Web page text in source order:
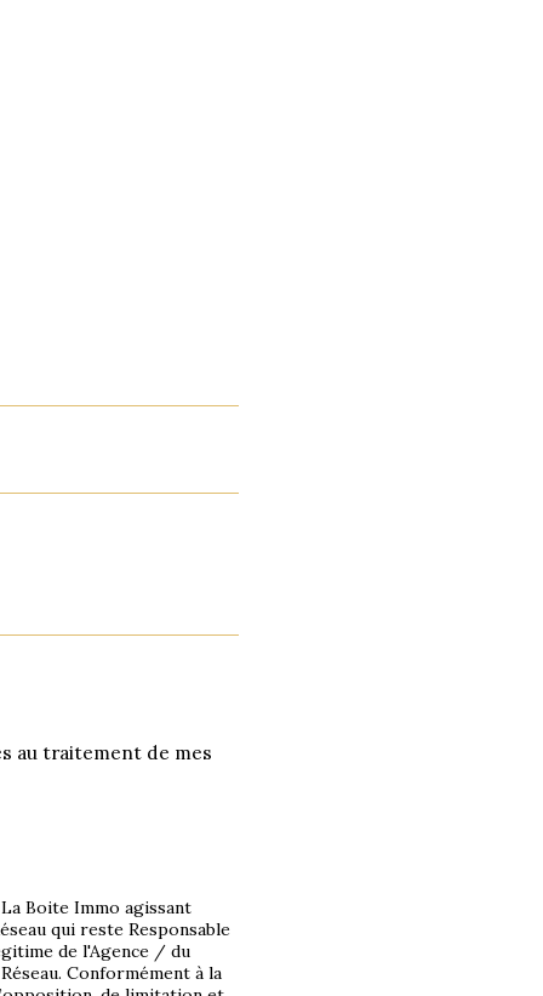
au traitement de mes
Boite Immo agissant
qui reste Responsable
de l'Agence / du
Conformément à la